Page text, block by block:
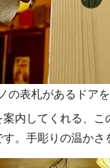
の表札があるドア
案内してくれる、
。手彫りの温かさ